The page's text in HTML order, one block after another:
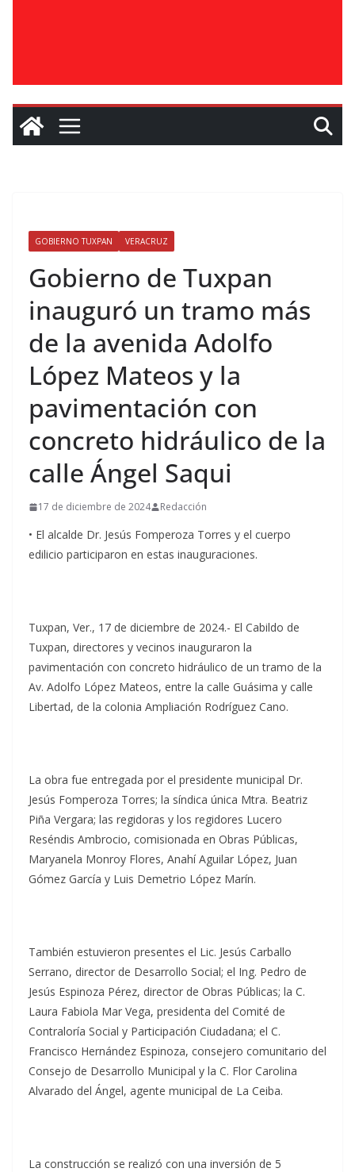
GOBIERNO TUXPAN VERACRUZ
Gobierno de Tuxpan
inauguró un tramo más
de la avenida Adolfo
López Mateos y la
pavimentación con
concreto hidráulico de la
calle Ángel Saqui
17 de diciembre de 2024 Redacción
• El alcalde Dr. Jesús Fomperoza Torres y el cuerpo
edilicio participaron en estas inauguraciones.
Tuxpan, Ver., 17 de diciembre de 2024.- El Cabildo de
Tuxpan, directores y vecinos inauguraron la
pavimentación con concreto hidráulico de un tramo de la
Av. Adolfo López Mateos, entre la calle Guásima y calle
Libertad, de la colonia Ampliación Rodríguez Cano.
La obra fue entregada por el presidente municipal Dr.
Jesús Fomperoza Torres; la síndica única Mtra. Beatriz
Piña Vergara; las regidoras y los regidores Lucero
Reséndis Ambrocio, comisionada en Obras Públicas,
Maryanela Monroy Flores, Anahí Aguilar López, Juan
Gómez García y Luis Demetrio López Marín.
También estuvieron presentes el Lic. Jesús Carballo
Serrano, director de Desarrollo Social; el Ing. Pedro de
Jesús Espinoza Pérez, director de Obras Públicas; la C.
Laura Fabiola Mar Vega, presidenta del Comité de
Contraloría Social y Participación Ciudadana; el C.
Francisco Hernández Espinoza, consejero comunitario del
Consejo de Desarrollo Municipal y la C. Flor Carolina
Alvarado del Ángel, agente municipal de La Ceiba.
La construcción se realizó con una inversión de 5